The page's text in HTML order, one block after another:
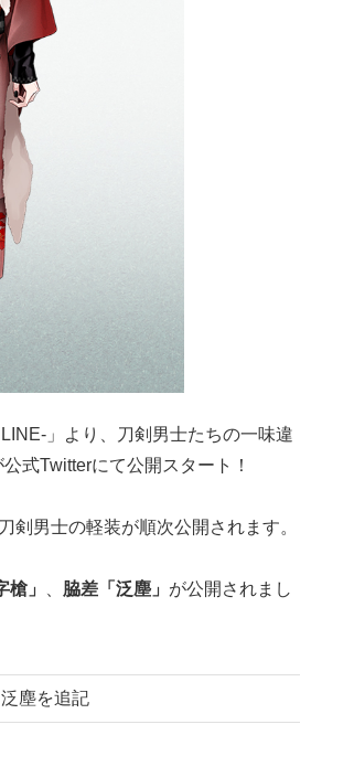
」より、刀剣男士たちの一味違
公式Twitterにて公開スタート！
剣男士の軽装が順次公開されます。
」 脇差「泛塵」 が公開されまし
塵を追記